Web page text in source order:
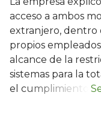
acceso a ambos
extranjero, dentro
propios
alcance de la
sistemas para la
el cumplimiento.